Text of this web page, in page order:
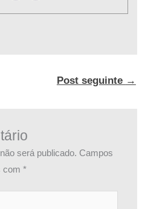
Post seguinte →
será publicado. Campos
com*